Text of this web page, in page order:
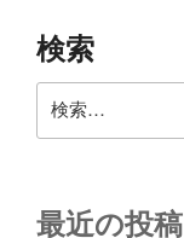
検索
検
最近の投稿